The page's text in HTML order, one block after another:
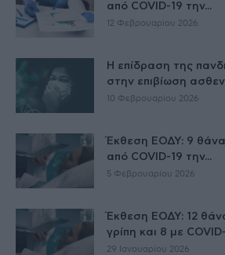
από COVID-19 την...
12 Φεβρουαρίου 2026
Η επίδραση της
στην επιβίωση
10 Φεβρουαρίου 2026
Έκθεση ΕΟΔΥ: 9
από COVID-19 την...
5 Φεβρουαρίου 2026
Έκθεση ΕΟΔΥ: 12
γρίπη και 8 με
29 Ιανουαρίου 2026